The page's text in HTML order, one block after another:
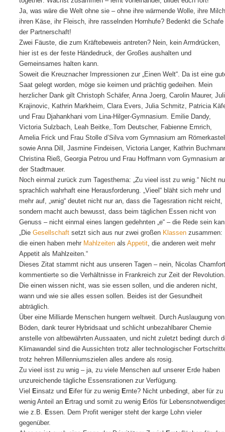
Ja, was wäre die Welt ohne sie – ohne ihre wärmende Wolle, ihre
ihren Käse, ihr Fleisch, ihre rasselnden Hornhufe? Bedenkt die Schafe
der Partnerschaft!
Zwei Fäuste, die zum Kräftebeweis antreten? Nein, kein Armdrücken,
hier ist es der feste Händedruck, der Großes aushalten und
Gemeinsames halten kann.
Soweit die Kreuznacher Impressionen zur „Einen Welt“. Da ist eine
Saat gelegt worden, möge sie keimen und prächtig gedeihen. Mein
herzlicher Dank gilt Christoph Schäfer, Anna Joerg, Carolin Maurer,
Krajinovic, Kathrin Markheim, Clara Evers, Julia Schmitz, Patricia
und Frau Djahankhani vom Lina-Hilger-Gymnasium. Emilie Dandy,
Victoria Sulzbach, Leah Beitke,.Tom Deutscher, Fabienne Emrich,
Amelia Frick und Frau Stolle d’Silva vom Gymnasium am
sowie Anna Dill, Jasmine Findeisen, Victoria Langer, Kathrin
Christina Rieß, Georgia Petrou und Frau Hoffmann vom Gymnasium
der Stadtmauer.
Noch einmal zurück zum Tagesthema: „Zu vieel isst zu wnig.“ Nicht
sprachlich wahrhaft eine Herausforderung. „Vieel“ bläht sich mehr und
mehr auf, „wnig“ deutet nicht nur an, dass die Tagesration nicht reicht,
sondern macht auch bewusst, dass beim täglichen Essen nicht von
Genuss – nicht einmal eines langen gedehnten „e“ – die Rede sein
„Die Gesellschaft setzt sich aus nur zwei großen Klassen zusammen:
die einen haben mehr Mahlzeiten als Appetit , die anderen weit mehr
Appetit als Mahlzeiten.“
Dieses Zitat stammt nicht aus unseren Tagen – nein, Nicolas Chamfort
kommentierte so die Verhältnisse in Frankreich zur Zeit der Revolution.
Die einen wissen nicht, was sie essen sollen, und die anderen nicht,
wann und wie sie alles essen sollen. Beides ist der Gesundheit
abträglich.
Über eine Milliarde Menschen hungern weltweit. Durch Auslaugung von
Böden, dank teurer Hybridsaat und schlicht unbezahlbarer Chemie
anstelle von altbewährten Aussaaten, und nicht zuletzt bedingt durch
Klimawandel sind die Aussichten trotz aller technologischer
trotz hehren Millenniumszielen alles andere als rosig.
Zu vieel isst zu wnig – ja, zu viele Menschen auf unserer Erde haben
unzureichende tägliche Essensrationen zur Verfügung.
Viel Einsatz und Eifer für zu wenig Ernte? Nicht unbedingt, aber für zu
wenig Anteil an Ertrag und somit zu wenig Erlös für
wie z.B.
Essen. Dem Profit weniger steht der karge Lohn vieler
gegenüber.